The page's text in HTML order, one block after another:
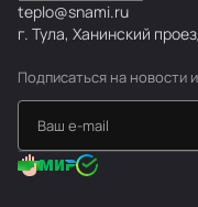
teplo@snami.ru
г. Тула, Ханинский
Подписаться на новости